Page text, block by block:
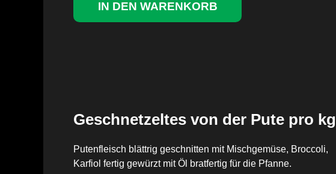
Geschnetzeltes von der Pute pro kg
Putenfleisch blättrig geschnitten mit Mischgemüse, Broccoli,
Karfiol fertig gewürzt mit Öl bratfertig für die Pfanne.